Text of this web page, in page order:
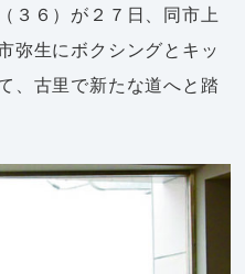
３６）が２７日、同市上
弥生にボクシングとキッ
、古里で新たな道へと踏